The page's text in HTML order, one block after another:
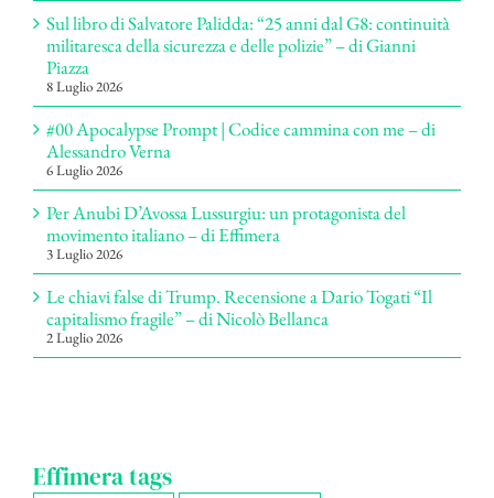
Sul libro di Salvatore Palidda: “25 anni dal G8: continuità
militaresca della sicurezza e delle polizie” – di Gianni
Piazza
8 Luglio 2026
#00 Apocalypse Prompt | Codice cammina con me – di
Alessandro Verna
6 Luglio 2026
Per Anubi D’Avossa Lussurgiu: un protagonista del
movimento italiano – di Effimera
3 Luglio 2026
Le chiavi false di Trump. Recensione a Dario Togati “Il
capitalismo fragile” – di Nicolò Bellanca
2 Luglio 2026
Effimera tags